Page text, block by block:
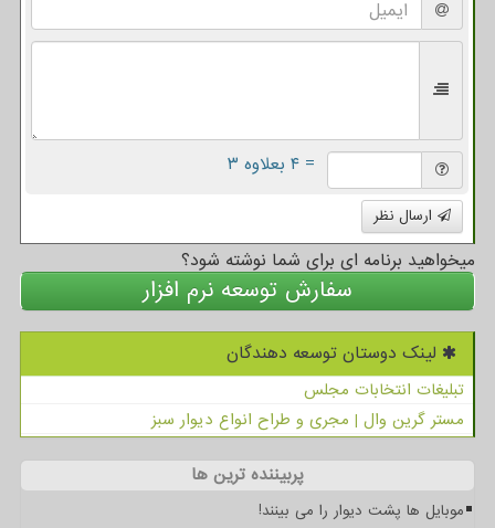
= ۴ بعلاوه ۳
ارسال نظر
میخواهید برنامه ای برای شما نوشته شود؟
سفارش توسعه نرم افزار
لینک دوستان توسعه دهندگان
تبلیغات انتخابات مجلس
مستر گرین وال | مجری و طراح انواع دیوار سبز
پربیننده ترین ها
موبایل ها پشت دیوار را می بینند!